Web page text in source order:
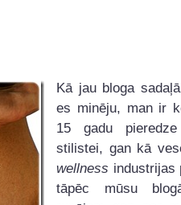
Kā jau bloga
es minēju, man ir
15 gadu
stilistei, gan kā
wellness industrijas
tāpēc mūsu